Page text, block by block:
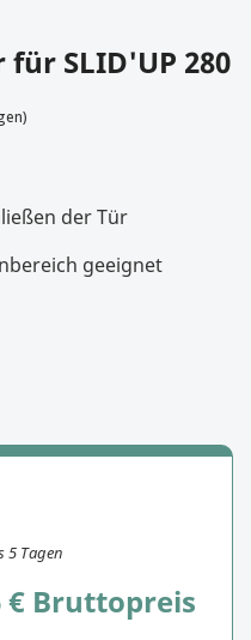
SLID'UP 280
der Tür
geeignet
5 Tagen
€ Bruttopreis